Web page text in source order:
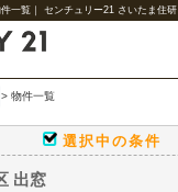
一覧｜ センチュリー21 さいたま住研
> 物件一覧
選択中の条件
出窓